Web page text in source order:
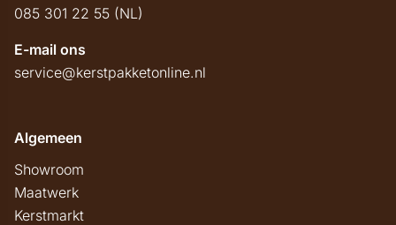
085 301 22 55 (NL)
E-mail ons
service@kerstpakketonline.nl
Algemeen
Showroom
Maatwerk
Kerstmarkt